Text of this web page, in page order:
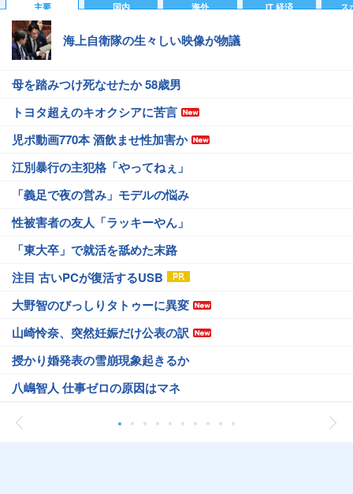
主要 国内 海外 IT 経済 ス
海上自衛隊の生々しい映像が物議
母を踏みつけ死なせたか 58歳男
トヨタ超えのキオクシアに苦言
児ポ動画770本 酒飲ませ性加害か
江別暴行の主犯格「やってねぇ」
「義足で夜の営み」モデルの悩み
性被害者の友人「ラッキーやん」
「東大卒」で就活を舐めた末路
注目 古いPCが復活するUSB
大野智のびっしりタトゥーに異変
山崎怜奈、突然妊娠だけ公表の訳
授かり婚発表の雪崩現象起きるか
八嶋智人 仕事ゼロの原因はマネ